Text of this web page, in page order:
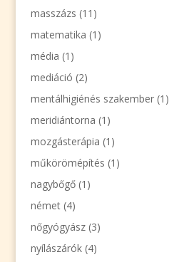
masszázs (11)
matematika (1)
média (1)
mediáció (2)
mentálhigiénés szakember(1)
meridiántorna (1)
mozgásterápia (1)
műkörömépítés (1)
nagybőgő(1)
német(4)
nőgyógyász(3)
nyílászárók(4)